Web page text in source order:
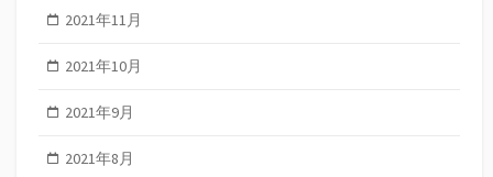
2021年11月
2021年10月
2021年9月
2021年8月